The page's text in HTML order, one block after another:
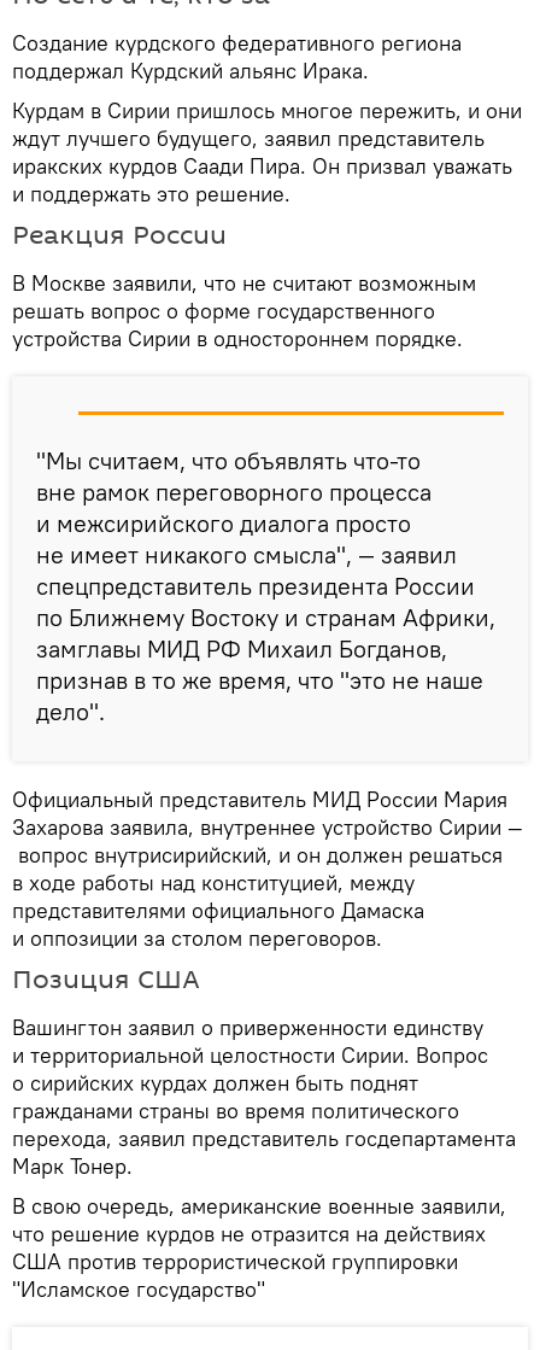
Создание курдского федеративного региона
поддержал Курдский альянс Ирака.
Курдам в Сирии пришлось многое пережить, и они
ждут лучшего будущего, заявил представитель
иракских курдов Саади Пира. Он призвал уважать
и поддержать это решение.
Реакция России
В Москве заявили, что не считают возможным
решать вопрос о форме государственного
устройства Сирии в одностороннем порядке.
"Мы считаем, что объявлять что-то
вне рамок переговорного процесса
и межсирийского диалога просто
не имеет никакого смысла", — заявил
спецпредставитель президента России
по Ближнему Востоку и странам Африки,
замглавы МИД РФ Михаил Богданов,
признав в то же время, что "это не наше
дело".
Официальный представитель МИД России Мария
Захарова заявила, внутреннее устройство Сирии —
вопрос внутрисирийский, и он должен решаться
в ходе работы над конституцией, между
представителями официального Дамаска
и оппозиции за столом переговоров.
Позиция США
Вашингтон заявил о приверженности единству
и территориальной целостности Сирии. Вопрос
о сирийских курдах должен быть поднят
гражданами страны во время политического
перехода, заявил представитель госдепартамента
Марк Тонер.
В свою очередь, американские военные заявили,
что решение курдов не отразится на действиях
США против террористической группировки
"Исламское государство"